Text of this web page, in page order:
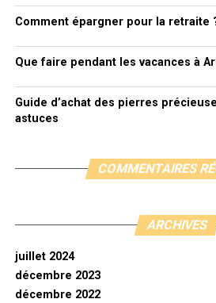
Comment épargner pour la retraite
Que faire pendant les vacances à
Guide d’achat des pierres
astuces
COMMENTAIRES
ARCHIVES
juillet 2024
décembre 2023
décembre 2022